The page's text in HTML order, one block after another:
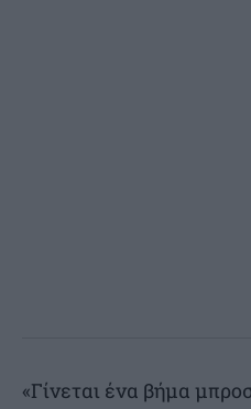
«Γίνεται ένα βήμα